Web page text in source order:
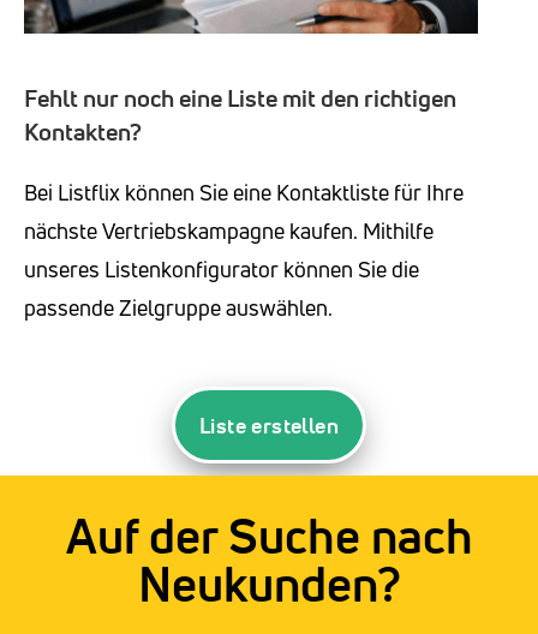
Fehlt nur noch eine Liste mit den richtigen
Kontakten?
Bei Listflix können Sie eine Kontaktliste für Ihre
nächste Vertriebskampagne kaufen. Mithilfe
unseres Listenkonfigurator können Sie die
passende Zielgruppe auswählen.
Liste erstellen
Auf der Suche nach
Neukunden?